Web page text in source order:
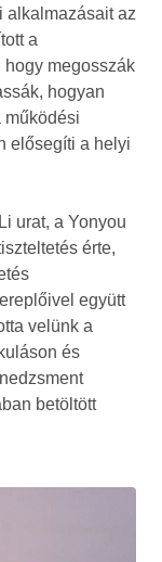
alkalmazásait az
a
megosszák
hogyan
működési
elősegíti a helyi
urat, a Yonyou
érte,
együtt
velünk a
és
betöltött